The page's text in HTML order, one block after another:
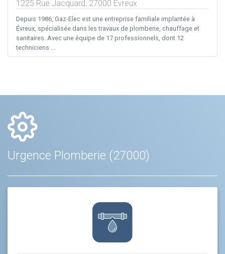
1225 Rue Jacquard, 27000 Évreux
Depuis 1986, Gaz-Elec est une entreprise familiale implantée à
Évreux, spécialisée dans les travaux de plomberie, chauffage et
sanitaires. Avec une équipe de 17 professionnels, dont 12
techniciens ...
Urgence Plomberie (27000)